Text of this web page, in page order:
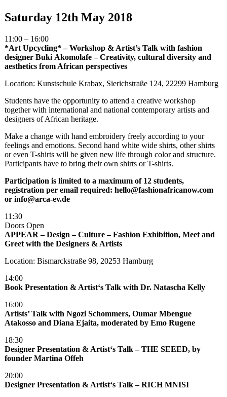
Saturday 12th May 2018
11:00 – 16:00
*Art Upcycling* – Workshop & Artist’s Talk with fashion
designer Buki Akomolafe – Creativity, cultural diversity and
aesthetics from African perspectives
Location: Kunstschule Krabax, Sierichstraße 124, 22299 Hamburg
Students have the opportunity to attend a creative workshop
together with international and national contemporary artists and
designers of African heritage.
Make a change with hand embroidery freely according to your
feelings and emotions. Second hand white wide shirts, other shirts
or even T-shirts will be given new life through color and structure.
Participants have to bring their own shirts or T-shirts.
Participation is limited to a maximum of 12 students,
registration per email required: hello@fashionafricanow.com
or info@arca-ev.de
11:30
Doors Open
APPEAR – Design – Culture – Fashion Exhibition, Meet and
Greet with the Designers & Artists
Location: Bismarckstraße 98, 20253 Hamburg
14:00
Book Presentation & Artist‘s Talk with Dr. Natascha Kelly
16:00
Artists’ Talk with Ngozi Schommers, Oumar Mbengue
Atakosso and Diana Ejaita, moderated by Emo Rugene
18:30
Designer Presentation & Artist‘s Talk – THE SEEED, by
founder Martina Offeh
20:00
Designer Presentation & Artist‘s Talk – RICH MNISI